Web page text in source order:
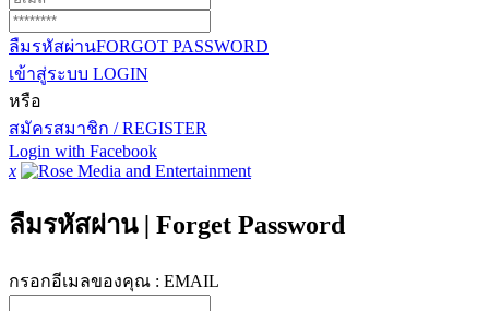
ลืมรหัสผ่านFORGOT PASSWORD
เข้าสู่ระบบ LOGIN
หรือ
สมัครสมาชิก / REGISTER
Login with Facebook
x
ลืมรหัสผ่าน | Forget Password
กรอกอีเมลของคุณ : EMAIL